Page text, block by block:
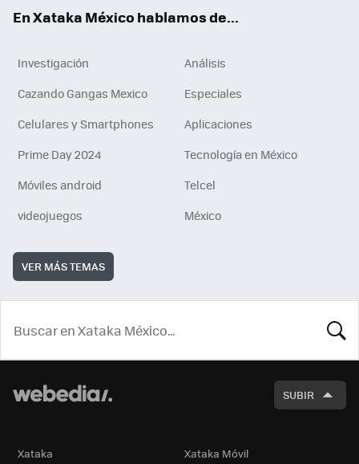
En Xataka México hablamos de...
Investigación
Análisis
Cazando Gangas Mexico
Especiales
Celulares y Smartphones
Aplicaciones
Prime Day 2024
Tecnología en México
Móviles android
Telcel
videojuegos
México
VER MÁS TEMAS
SUBIR
Xataka Xataka Móvil